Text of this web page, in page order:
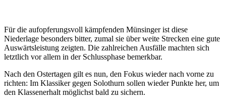
Für die aufopferungsvoll kämpfenden Münsinger ist diese
Niederlage besonders bitter, zumal sie über weite Strecken eine gute
Auswärtsleistung zeigten. Die zahlreichen Ausfälle machten sich
letztlich vor allem in der Schlussphase bemerkbar.
Nach den Ostertagen gilt es nun, den Fokus wieder nach vorne zu
richten: Im Klassiker gegen Solothurn sollen wieder Punkte her, um
den Klassenerhalt möglichst bald zu sichern.